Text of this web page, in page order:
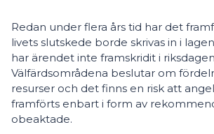
Redan under flera års tid har det
livets slutskede borde skrivas in i
har ärendet inte framskridit i
Välfärdsområdena beslutar om
resurser och det finns en risk att
framförts enbart i form av
obeaktade.